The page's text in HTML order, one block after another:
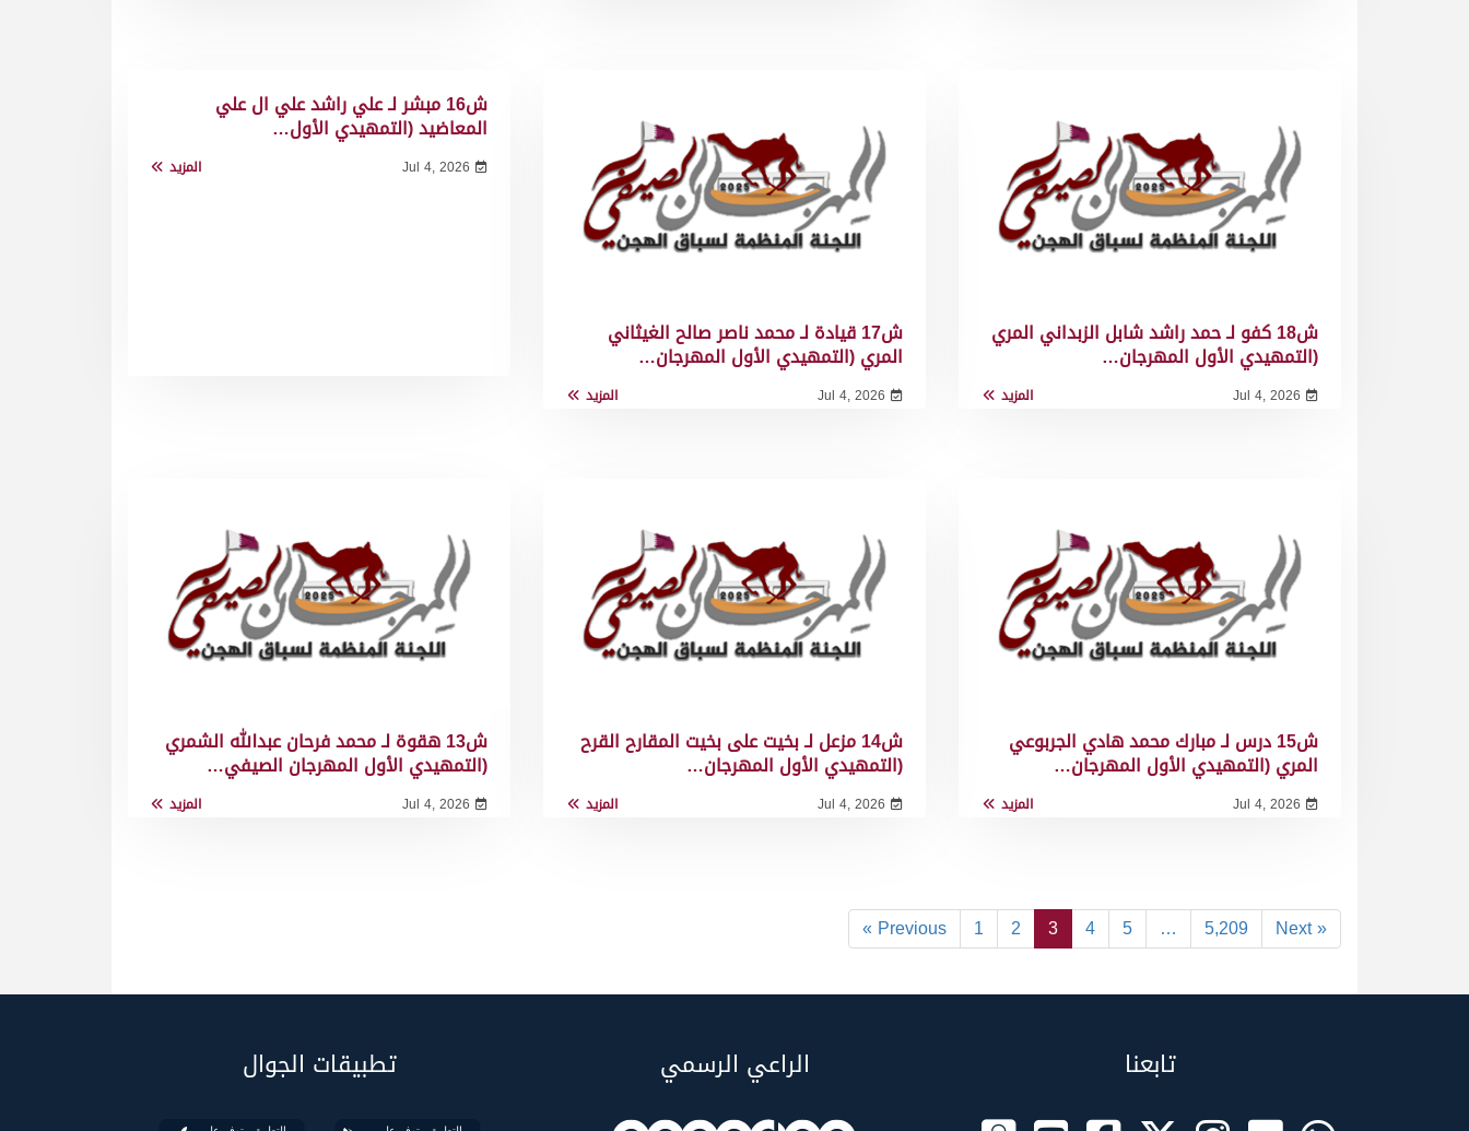
ش18 كفو لـ حمد راشد شابل الزبداني المري
(التمهيدي الأول المهرجان…
Jul 4, 2026 المزيد
ش17 قيادة لـ محمد ناصر صالح الغيثاني
المري (التمهيدي الأول المهرجان…
Jul 4, 2026 المزيد
ش16 مبشر لـ علي راشد علي ال علي
المعاضيد (التمهيدي الأول…
Jul 4, 2026 المزيد
ش15 درس لـ مبارك محمد هادي الجربوعي
المري (التمهيدي الأول المهرجان…
Jul 4, 2026 المزيد
ش14 مزعل لـ بخيت على بخيت المقارح القرح
(التمهيدي الأول المهرجان…
Jul 4, 2026 المزيد
ش13 هقوة لـ محمد فرحان عبدالله الشمري
(التمهيدي الأول المهرجان الصيفي…
Jul 4, 2026 المزيد
« Previous 1 2 3 4 5 … 5,209 Next »
تابعنا الراعي الرسمي تطبيقات الجوال